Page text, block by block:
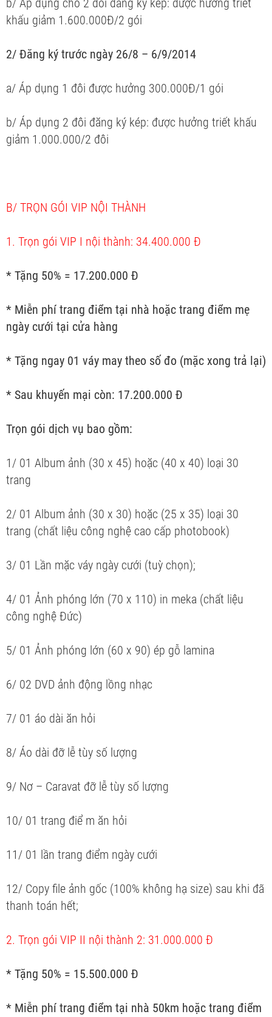
b/ Áp dụng cho 2 đôi đăng ký kép: được hưởng triết
khấu giảm 1.600.000Đ/2 gói
2/ Đăng ký trước ngày 26/8 – 6/9/2014
a/ Áp dụng 1 đôi được hưởng 300.000Đ/1 gói
b/ Áp dụng 2 đôi đăng ký kép: được hưởng triết khấu
giảm 1.000.000/2 đôi
B/ TRỌN GÓI VIP NỘI THÀNH
1. Trọn gói VIP I nội thành: 34.400.000 Đ
* Tặng 50% = 17.200.000 Đ
* Miễn phí trang điểm tại nhà hoặc trang điểm mẹ
ngày cưới tại cửa hàng
* Tặng ngay 01 váy may theo số đo (mặc xong trả lại)
* Sau khuyến mại còn: 17.200.000 Đ
Trọn gói dịch vụ bao gồm:
1/ 01 Album ảnh (30 x 45) hoặc (40 x 40) loại 30
trang
2/ 01 Album ảnh (30 x 30) hoặc (25 x 35) loại 30
trang (chất liệu công nghệ cao cấp photobook)
3/ 01 Lần mặc váy ngày cưới (tuỳ chọn);
4/ 01 Ảnh phóng lớn (70 x 110) in meka (chất liệu
công nghệ Đức)
5/ 01 Ảnh phóng lớn (60 x 90) ép gỗ lamina
6/ 02 DVD ảnh động lồng nhạc
7/ 01 áo dài ăn hỏi
8/ Áo dài đỡ lễ tùy số lượng
9/ Nơ – Caravat đỡ lễ tùy số lượng
10/ 01 trang điể m ăn hỏi
11/ 01 lần trang điểm ngày cưới
12/ Copy file ảnh gốc (100% không hạ size) sau khi đã
thanh toán hết;
2. Trọn gói VIP II nội thành 2: 31.000.000 Đ
* Tặng 50% = 15.500.000 Đ
* Miễn phí trang điểm tại nhà 50km hoặc trang điểm